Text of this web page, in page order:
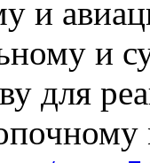
и
и
для